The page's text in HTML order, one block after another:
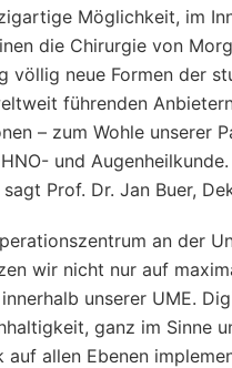
Möglichkeit, im
die Chirurgie von
völlig neue Formen der
führenden
– zum Wohle unserer
und
sagt Prof. Dr. Jan Buer,
an der
wir nicht nur auf
unserer UME.
ganz im Sinne
allen Ebenen